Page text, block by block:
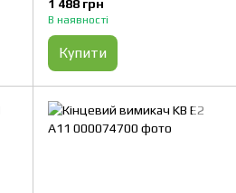
1 488 грн
В наявності
Купити